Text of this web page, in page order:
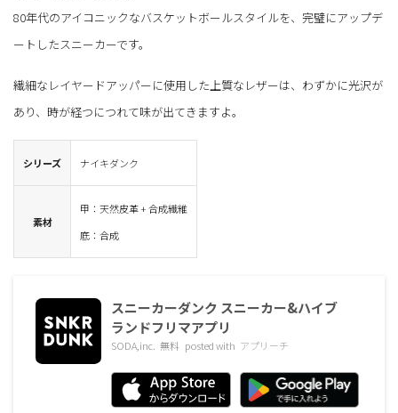
80年代のアイコニックなバスケットボールスタイルを、完璧にアップデ
ートしたスニーカーです。
繊細なレイヤードアッパーに使用した上質なレザーは、わずかに光沢が
あり、時が経つにつれて味が出てきますよ。
シリーズ ナイキダンク
素材
甲：天然皮革 + 合成繊維
底：合成
スニーカーダンク スニーカー&ハイブ
ランドフリマアプリ
SODA,inc. 無料 posted with アプリーチ